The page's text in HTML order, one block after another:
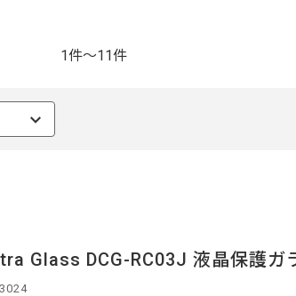
1件～11件
Glass DCG-RC03J 液晶保護ガ